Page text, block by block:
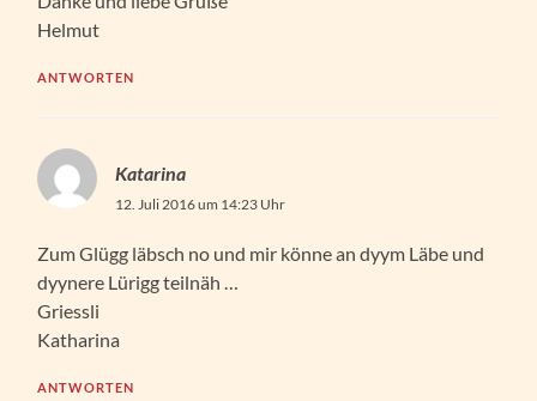
Helmut
ANTWORTEN
Katarina
12. Juli 2016 um 14:23 Uhr
Zum Glügg läbsch no und mir könne an dyym Läbe und
dyynere Lürigg teilnäh …
Griessli
Katharina
ANTWORTEN